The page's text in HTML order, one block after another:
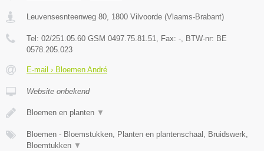
Leuvensesnteenweg 80 1800 Vilvoorde (Vlaams-Brabant)
Tel: 02/251.05.60 GSM 0497.75.81.51 , Fax: - , BTW-nr: BE
0578.205.023
E-mail › Bloemen André
Website onbekend
Bloemen en planten ▼
Bloemen - Bloemstukken, Planten en plantenschaal, Bruidswerk,
Bloemtukken ▼